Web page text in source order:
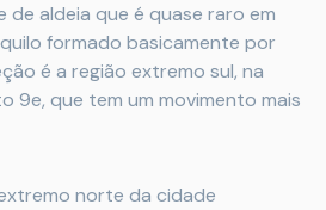
de aldeia que é quase raro em
formado basicamente por
é a região extremo sul, na
9e, que tem um movimento mais
norte da cidade